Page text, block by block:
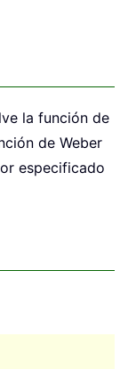
la función de
de Weber
especificado